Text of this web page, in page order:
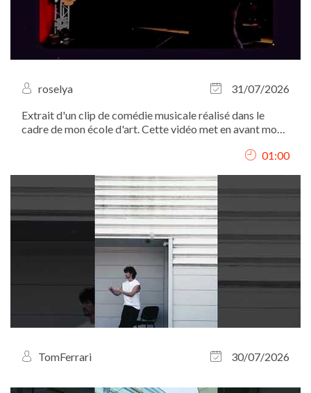
roselya
31/07/2026
Extrait d'un clip de comédie musicale réalisé dans le
cadre de mon école d'art. Cette vidéo met en avant mon
01:00
TomFerrari 30/07/2026